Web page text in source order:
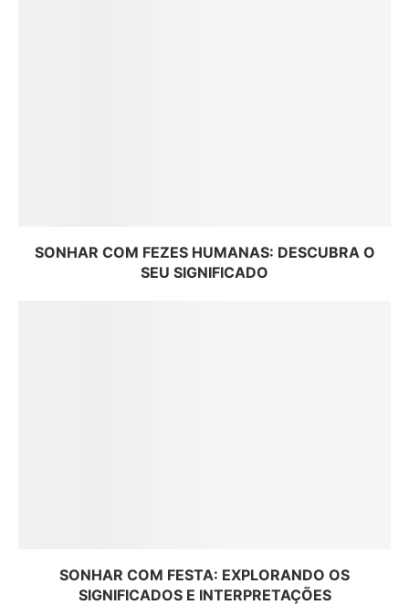
SONHAR COM FEZES HUMANAS: DESCUBRA O
SEU SIGNIFICADO
SONHAR COM FESTA: EXPLORANDO OS
SIGNIFICADOS E INTERPRETAÇÕES